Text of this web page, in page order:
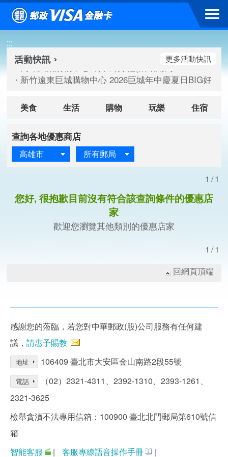
跳到主要內容區塊
:::
高雄大樂購物中心 刷卡郵好禮(活動期間：115/08/07-
臺北三創生活 有點東西第2波 刷卡郵好禮(活動期間：
高雄大樂購物中心 刷卡郵好禮(活動期間：115/08/07-
新竹遠東巨城購物中心 2026巨城年中慶夏日BIG好刷(
更多活動快訊
美食 生活 購物 玩樂 住宿
查詢各地優惠商店
高雄市 所有郵局
1/1
您好, 很抱歉目前沒有符合該查詢條件的優惠店
家
歡迎您瀏覽其他類別的優惠店家
1/1
回網頁頂端
感謝您的蒞臨，若您對中華郵政(股)公司服務有任何建
議， 請惠予賜教
地址 106409 臺北市大安區金山南路2段55號
電話
（02）2321-4311、2392-1310、2393-1261、
2321-3625
檢舉貪瀆不法專用信箱：100900 臺北北門郵局第610號信
箱
智能客服
| 客服專線語音操作手冊 |